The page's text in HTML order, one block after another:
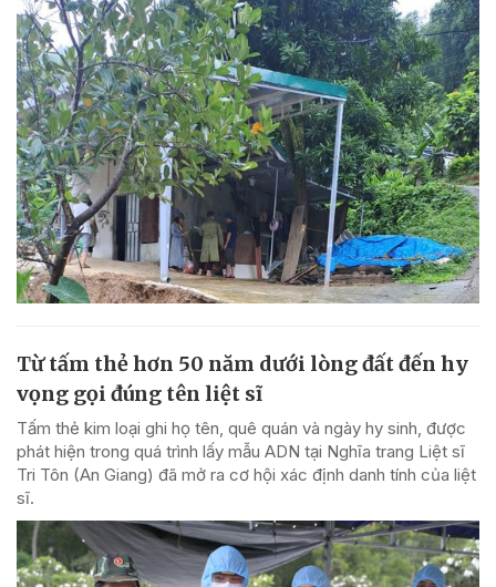
Từ tấm thẻ hơn 50 năm dưới lòng đất đến hy
vọng gọi đúng tên liệt sĩ
Tấm thẻ kim loại ghi họ tên, quê quán và ngày hy sinh, được
phát hiện trong quá trình lấy mẫu ADN tại Nghĩa trang Liệt sĩ
Tri Tôn (An Giang) đã mở ra cơ hội xác định danh tính của liệt
sĩ.